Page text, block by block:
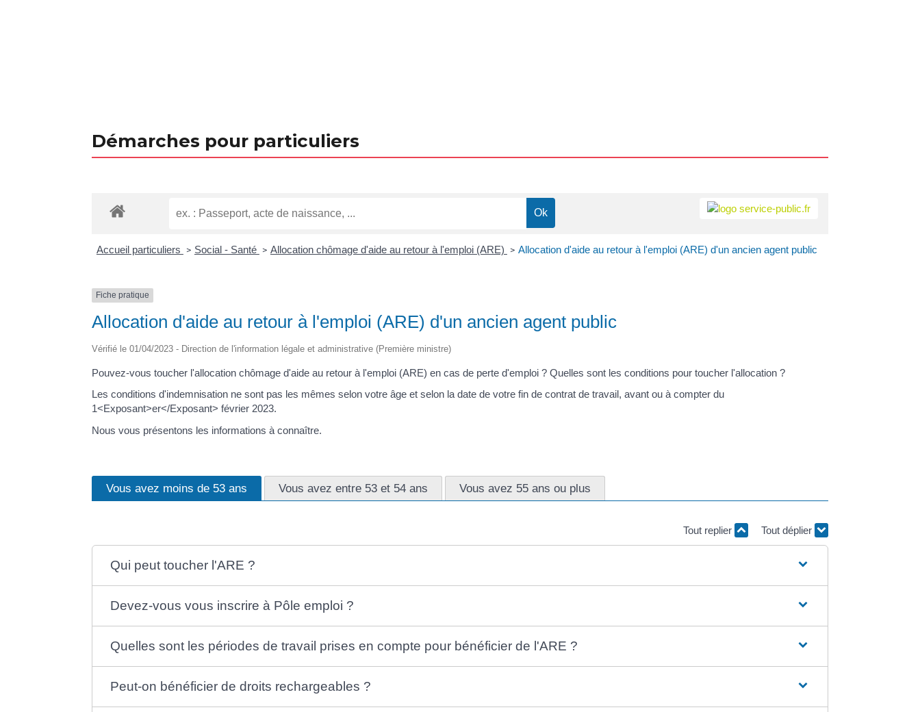
Démarches pour particuliers
Accueil particuliers > Social - Santé > Allocation chômage d'aide au retour à l'emploi (ARE) > Allocation d'aide au retour à l'emploi (ARE) d'un ancien agent public
Fiche pratique
Allocation d'aide au retour à l'emploi (ARE) d'un ancien agent public
Vérifié le 01/04/2023 - Direction de l'information légale et administrative (Première ministre)
Pouvez-vous toucher l'allocation chômage d'aide au retour à l'emploi (ARE) en cas de perte d'emploi ? Quelles sont les conditions pour toucher l'allocation ?
Les conditions d'indemnisation ne sont pas les mêmes selon votre âge et selon la date de votre fin de contrat de travail, avant ou à compter du
1<Exposant>er</Exposant> février 2023.
Nous vous présentons les informations à connaître.
Vous avez moins de 53 ans Vous avez entre 53 et 54 ans Vous avez 55 ans ou plus
Tout replier Tout déplier
Qui peut toucher l'ARE ?
Devez-vous vous inscrire à Pôle emploi ?
Quelles sont les périodes de travail prises en compte pour bénéficier de l'ARE ?
Peut-on bénéficier de droits rechargeables ?